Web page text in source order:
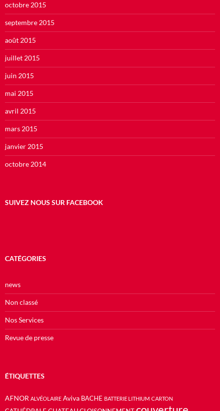
octobre 2015
septembre 2015
août 2015
juillet 2015
juin 2015
mai 2015
avril 2015
mars 2015
janvier 2015
octobre 2014
SUIVEZ NOUS SUR FACEBOOK
CATÉGORIES
news
Non classé
Nos Services
Revue de presse
ÉTIQUETTES
AFNOR ALVÉOLAIRE Aviva BACHE BATTERIE LITHIUM CARTON